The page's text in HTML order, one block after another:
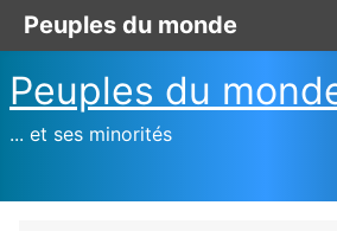
Peuples du
... et ses minorités
Peuples du monde